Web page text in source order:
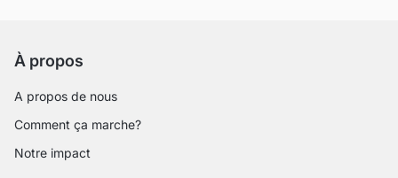
À propos
A propos de nous
Comment ça marche?
Notre impact